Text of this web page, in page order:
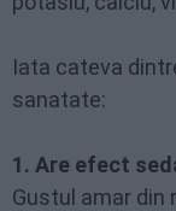
Iata cateva
sanatate:
1. Are efect
Gustul amar din